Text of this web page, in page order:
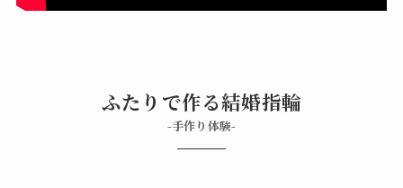
ふたりで作る結婚指輪
-手作り体験-